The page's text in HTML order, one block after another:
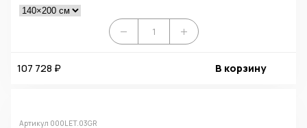
107 728 ₽ В корзину
Артикул 000LET.03GR